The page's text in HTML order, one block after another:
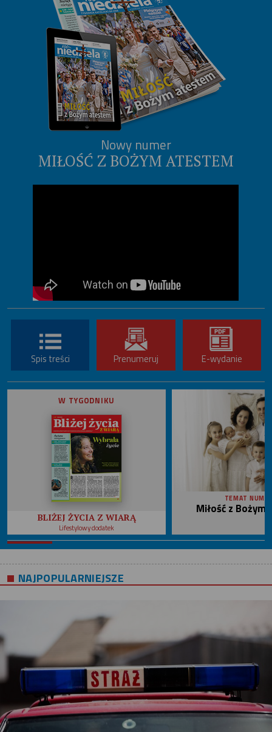
Nowy numer
MIŁOŚĆ Z BOŻYM ATESTEM
Spis treści Prenumeruj E-wydanie
W TYGODNIKU
BLIŻEJ ŻYCIA Z WIARĄ
Lifestylowy dodatek
TEMAT
Miłość z
NAJPOPULARNIEJSZE